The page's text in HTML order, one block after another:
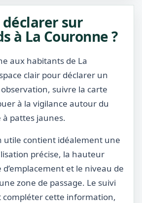
sur
à La Couronne ?
aux habitants de La
clair pour déclarer un
suivre la carte
à la vigilance autour du
pattes jaunes.
utile contient idéalement une
précise, la hauteur
et le niveau de
zone de passage. Le suivi
compléter cette information,